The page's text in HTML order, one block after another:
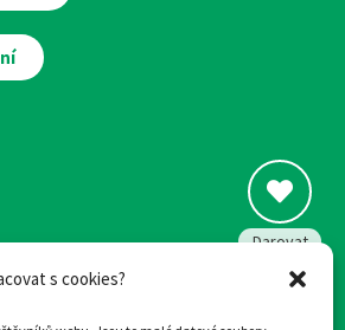
s cookies?
Darovat